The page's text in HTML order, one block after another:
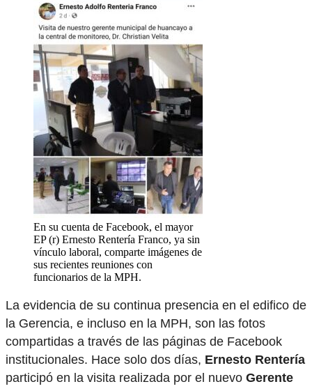
En su cuenta de Facebook, el mayor
EP (r) Ernesto Rentería Franco, ya sin
vínculo laboral, comparte imágenes de
sus recientes reuniones con
funcionarios de la MPH.
La evidencia de su continua presencia en el edifico de
la Gerencia, e incluso en la MPH, son las fotos
compartidas a través de las páginas de Facebook
institucionales. Hace solo dos días, Ernesto Rentería
participó en la visita realizada por el nuevo Gerente